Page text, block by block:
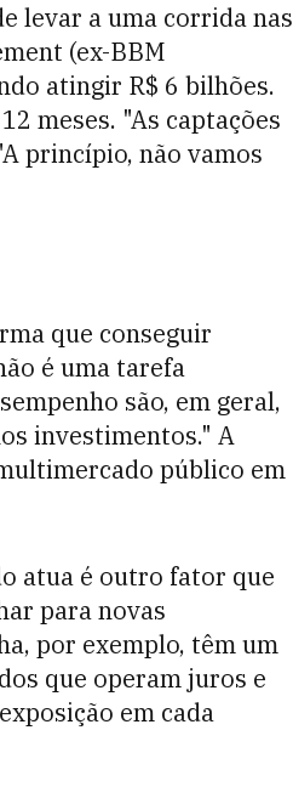
levar a uma corrida nas
(ex-BBM
atingir R$ 6 bilhões.
meses. "As captações
princípio, não vamos
que conseguir
é uma tarefa
são, em geral,
investimentos." A
público em
atua é outro fator que
para novas
por exemplo, têm um
que operam juros e
em cada